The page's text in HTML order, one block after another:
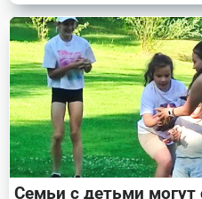
Семьи с детьми могут